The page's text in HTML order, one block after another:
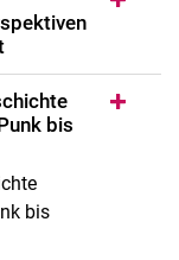
bis
bis